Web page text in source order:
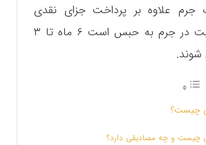
جرم علاوه بر پرداخت جزای نقدی
متناسب با فعلیت در جرم به حبس است ۶ ماه تا ۳
چیست؟
چیست و چه مصادیقی دارد؟